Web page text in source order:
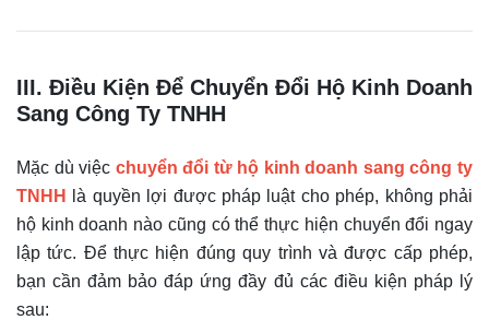
III. Điều Kiện Để Chuyển Đổi Hộ Kinh Doanh
Sang Công Ty TNHH
Mặc dù việc chuyển đổi từ hộ kinh doanh sang công ty
TNHH
là quyền lợi được pháp luật cho phép, không phải
hộ kinh doanh nào cũng có thể thực hiện chuyển đổi ngay
lập tức. Để thực hiện đúng quy trình và được cấp phép,
bạn cần đảm bảo đáp ứng đầy đủ các điều kiện pháp lý
sau: